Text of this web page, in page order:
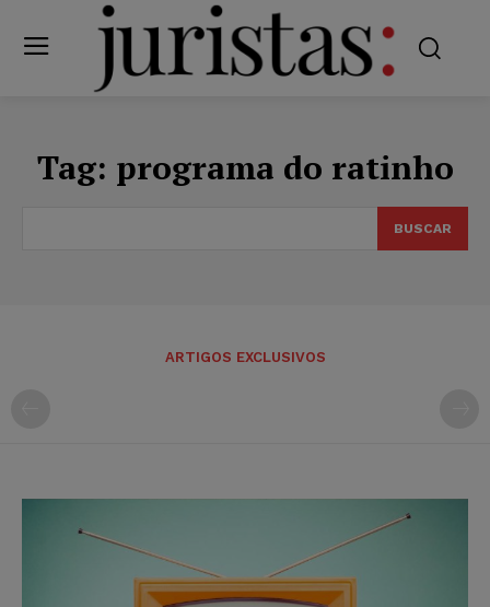
Tag: programa do ratinho
BUSCAR
ARTIGOS EXCLUSIVOS